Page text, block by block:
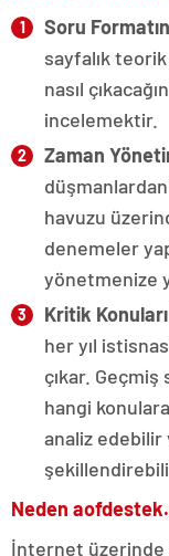
Soru
sayfalık
nasıl
incelemektir.
Zaman
havuzu
denemeler
yönetmenize
Kritik
her yıl
çıkar. Geçmiş
hangi
analiz edebilir
Neden
İnternet üzerinde